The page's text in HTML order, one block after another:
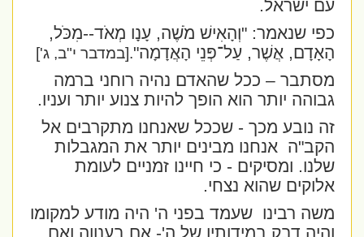
עם ישראל.
כפי שנאמר: " וְהָאִישׁ מֹשֶׁה, עָנָו מְאֹד--מִכֹּל,
הָאָדָם, אֲשֶׁר, עַל־פְּנֵי הָאֲדָמָה".[במדבר י"ב, ג']
מסתבר – ככל שהאדם נהיה רוחני ברמה
גבוהה יותר הוא הופך להיות צנוע יותר ועניו.
זה נובע מכך - שככל שאנחנו מתקרבים אל
הקב"ה אנחנו מבינים יותר את המגבלות
שלנו. ומסיקים - כי חיינו זמניים לעומת
אלוקים שהוא נצחי.
משה רבינו שעמד בפני ה' היה מודע למקומו